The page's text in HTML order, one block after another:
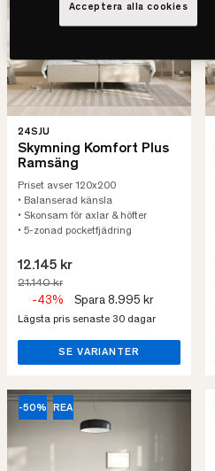
24SJU
Skymning Komfort Plus
Ramsäng
Priset avser 120x200
• Balanserad känsla
• Skonsam för axlar & höfter
• 5-zonad pocketfjädring
12.145 kr
21.140 kr
-43% Spara 8.995 kr
Lägsta pris senaste 30 dagar
SE VARIANTER
-50% REA
Acceptera alla cookies